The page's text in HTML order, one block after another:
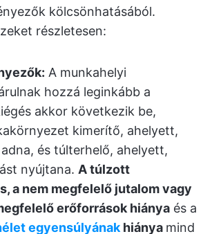
kölcsönhatásából.
részletesen:
A munkahelyi
hozzá leginkább a
akkor következik be,
kimerítő, ahelyett,
és túlterhelő, ahelyett,
nyújtana. A túlzott
a nem megfelelő jutalom vagy
erőforrások hiánya és a
egyensúlyának hiánya mind